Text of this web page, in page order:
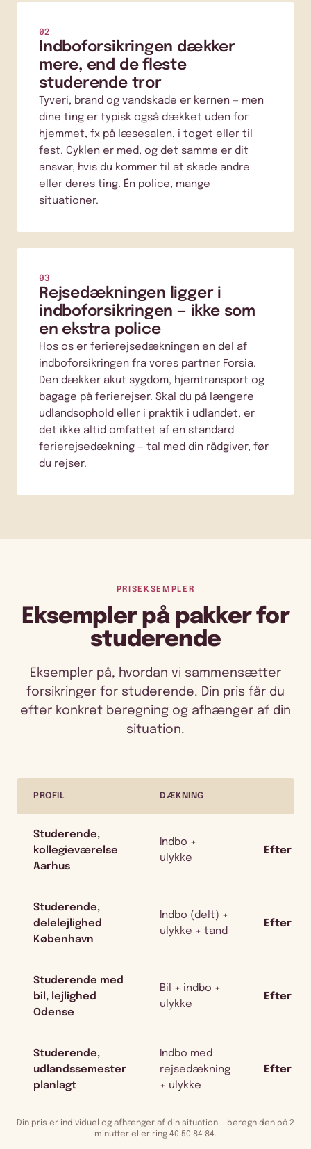
02
Indboforsikringen dækker
mere, end de fleste
studerende tror
Tyveri, brand og vandskade er kernen — men
dine ting er typisk også dækket uden for
hjemmet, fx på læsesalen, i toget eller til
fest. Cyklen er med, og det samme er dit
ansvar, hvis du kommer til at skade andre
eller deres ting. Én police, mange
situationer.
03
Rejsedækningen ligger i
indboforsikringen — ikke som
en ekstra police
Hos os er ferierejsedækningen en del af
indboforsikringen fra vores partner Forsia.
Den dækker akut sygdom, hjemtransport og
bagage på ferierejser. Skal du på længere
udlandsophold eller i praktik i udlandet, er
det ikke altid omfattet af en standard
ferierejsedækning — tal med din rådgiver, før
du rejser.
PRISEKSEMPLER
Eksempler på pakker for
studerende
Eksempler på, hvordan vi sammensætter
forsikringer for studerende. Din pris får du
efter konkret beregning og afhænger af din
situation.
PROFIL DÆKNING
Studerende,
kollegieværelse
Aarhus
Indbo +
ulykke
Efter
Studerende,
delelejlighed
København
Indbo (delt) +
ulykke + tand
Efter
Studerende med
bil, lejlighed
Odense
Bil + indbo +
ulykke
Efter
Studerende,
udlandssemester
planlagt
Indbo med
rejsedækning
+ ulykke
Efter
Din pris er individuel og afhænger af din situation — beregn den på 2
minutter eller ring 40 50 84 84.